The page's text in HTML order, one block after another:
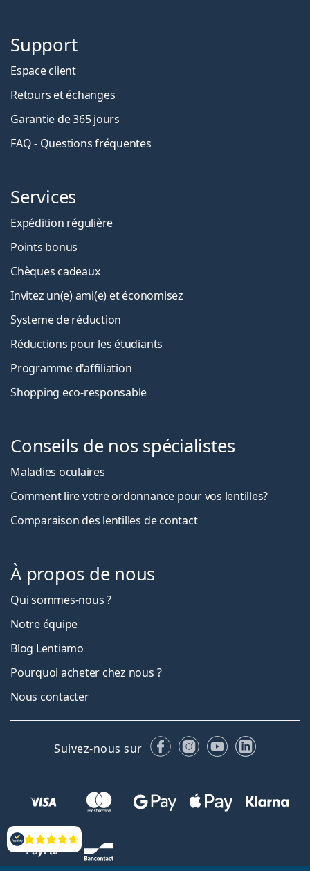
Évaluation
Support
Espace client
Retours et échanges
Garantie de 365 jours
FAQ - Questions fréquentes
Services
Expédition régulière
Points bonus
Chèques cadeaux
Invitez un(e) ami(e) et économisez
Systeme de réduction
Réductions pour les étudiants
Programme d'affiliation
Shopping eco-responsable
Conseils de nos spécialistes
Maladies oculaires
Comment lire votre ordonnance pour vos lentilles?
Comparaison des lentilles de contact
À propos de nous
Qui sommes-nous ?
Notre équipe
Blog Lentiamo
Pourquoi acheter chez nous ?
Nous contacter
Suivez-nous sur FacebookInstagram
YouTubeLinkedIn